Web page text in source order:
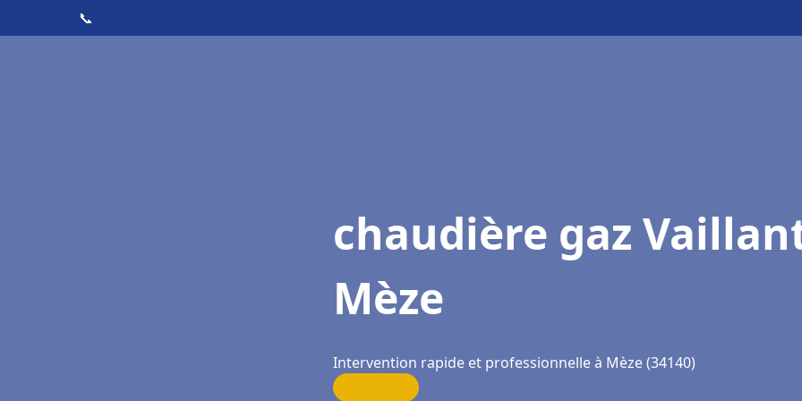
📞
chaudière gaz
Mèze
Intervention rapide et professionnelle à Mèze (34140)